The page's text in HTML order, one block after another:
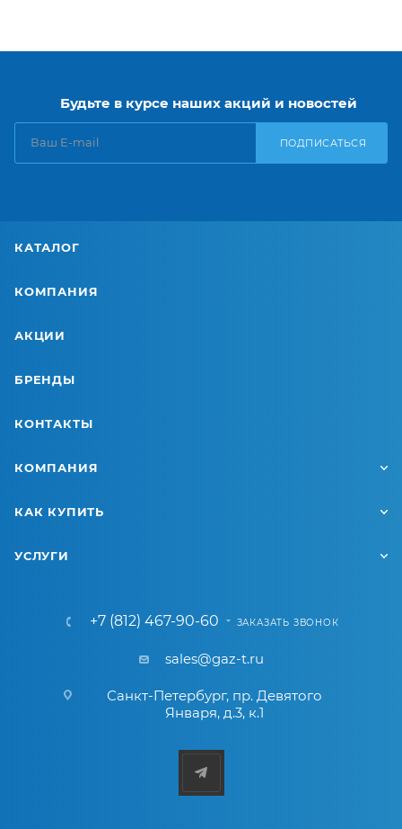
Будьте в курсе наших акций и новостей
ПОДПИСАТЬСЯ
КАТАЛОГ
КОМПАНИЯ
АКЦИИ
БРЕНДЫ
КОНТАКТЫ
КОМПАНИЯ
КАК КУПИТЬ
УСЛУГИ
+7 (812) 467-90-60 ЗАКАЗАТЬ ЗВОНОК
sales@gaz-t.ru
Санкт-Петербург, пр. Девятого
Января, д.3, к.1